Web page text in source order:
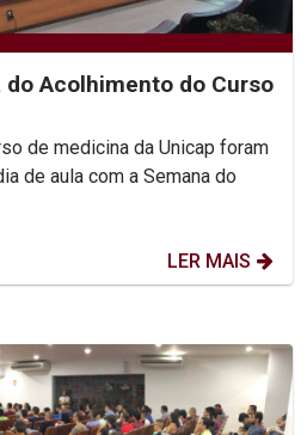
do Acolhimento do Curso
de medicina da Unicap foram
de aula com a Semana do
LER MAIS